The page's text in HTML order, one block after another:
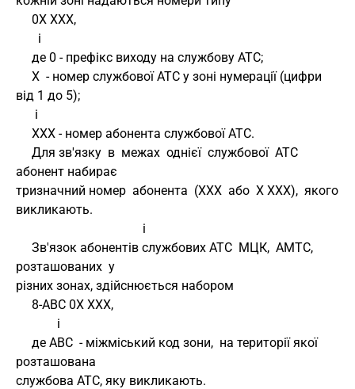
     0X XXX,
       і
     де 0 - префікс виходу на службову АТС;
від 1 до 5);
      і
     XXX - номер абонента службової АТС.
абонент набирає
тризначний номер  абонента  (XXX  або  X XXX),  якого
викликають.
                                        і
розташованих  у
різних зонах, здійснюється набором
     8-АВС 0X XXX,
             і
розташована
службова АТС, яку викликають.